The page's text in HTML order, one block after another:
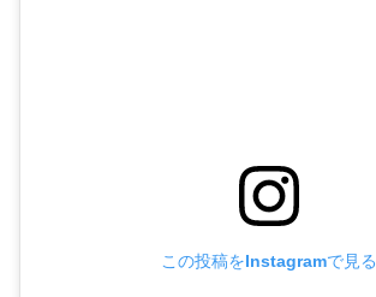
この投稿をInstagramで見る